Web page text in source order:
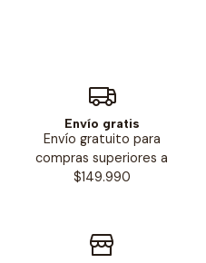
Envío gratis
Envío gratuito para
compras superiores a
$149.990